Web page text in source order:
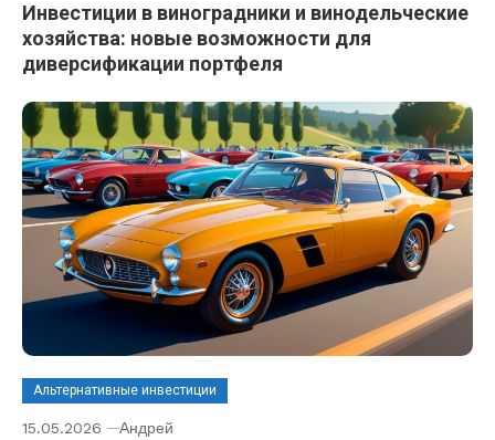
Инвестиции в виноградники и винодельческие
хозяйства: новые возможности для
диверсификации портфеля
Альтернативные инвестиции
15.05.2026 Андрей